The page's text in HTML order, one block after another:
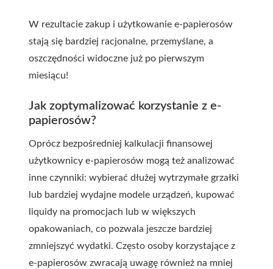
W rezultacie zakup i użytkowanie e-papierosów
stają się bardziej racjonalne, przemyślane, a
oszczędności widoczne już po pierwszym
miesiącu!
Jak zoptymalizować korzystanie z e-
papierosów?
Oprócz bezpośredniej kalkulacji finansowej
użytkownicy e-papierosów mogą też analizować
inne czynniki: wybierać dłużej wytrzymałe grzałki
lub bardziej wydajne modele urządzeń, kupować
liquidy na promocjach lub w większych
opakowaniach, co pozwala jeszcze bardziej
zmniejszyć wydatki. Często osoby korzystające z
e-papierosów zwracają uwagę również na mniej